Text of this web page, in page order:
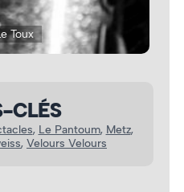
Toux
CLÉS
, Le Pantoum, Metz,
, Velours Velours